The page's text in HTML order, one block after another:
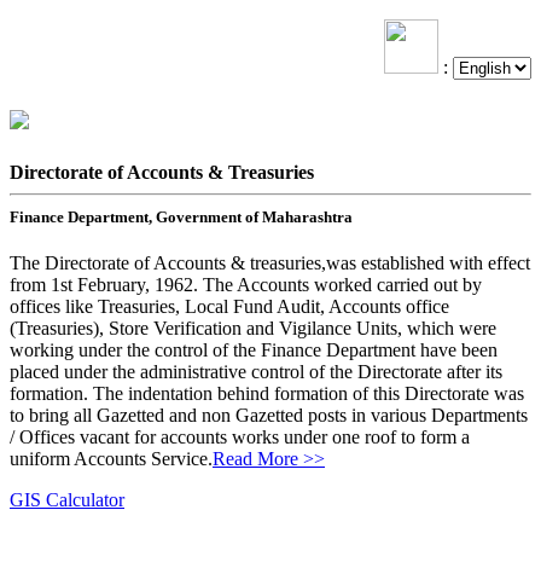
:
Directorate of Accounts & Treasuries
Finance Department, Government of Maharashtra
The Directorate of Accounts & treasuries,was established with effect
from 1st February, 1962. The Accounts worked carried out by
offices like Treasuries, Local Fund Audit, Accounts office
(Treasuries), Store Verification and Vigilance Units, which were
working under the control of the Finance Department have been
placed under the administrative control of the Directorate after its
formation. The indentation behind formation of this Directorate was
to bring all Gazetted and non Gazetted posts in various Departments
/ Offices vacant for accounts works under one roof to form a
uniform Accounts Service.Read More >>
GIS Calculator